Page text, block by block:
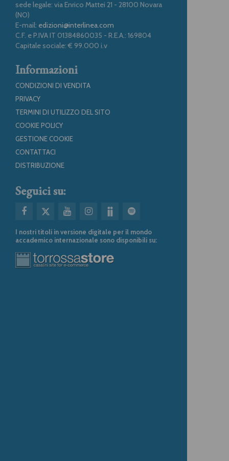
sede legale: via Enrico Mattei 21 - 28100 Novara
(NO)
E-mail: edizioni@interlinea.com
C.F. e P.IVA IT 01384860035 - R.E.A.: 169804
Capitale sociale: € 99.000 i.v
Informazioni
CONDIZIONI DI VENDITA
PRIVACY
TERMINI DI UTILIZZO DEL SITO
COOKIE POLICY
GESTIONE COOKIE
CONTATTACI
DISTRIBUZIONE
Seguici su:
I nostri titoli in versione digitale per il mondo
accademico internazionale sono disponibili su: